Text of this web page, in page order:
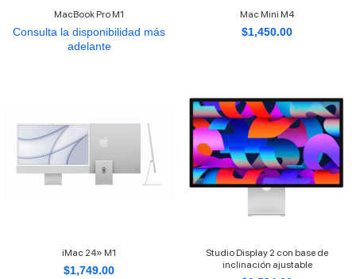
MacBook Pro M1
Consulta la disponibilidad más
adelante
Mac Mini M4
$1,450.00
iMac 24» M1
$1,749.00
Studio Display 2 con base de
inclinación ajustable